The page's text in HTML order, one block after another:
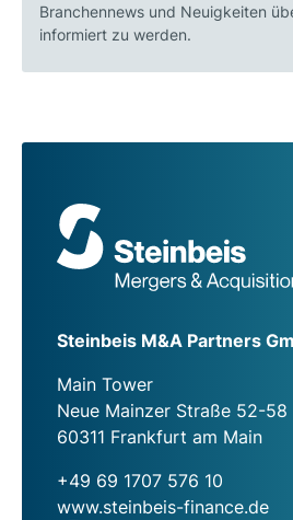
Branchennews und Neuigkeiten
informiert zu werden.
Steinbeis M&A Partners
Main Tower
Neue Mainzer Straße 52-58
60311 Frankfurt am Main
+49 69 1707 576 10
www.steinbeis-finance.de